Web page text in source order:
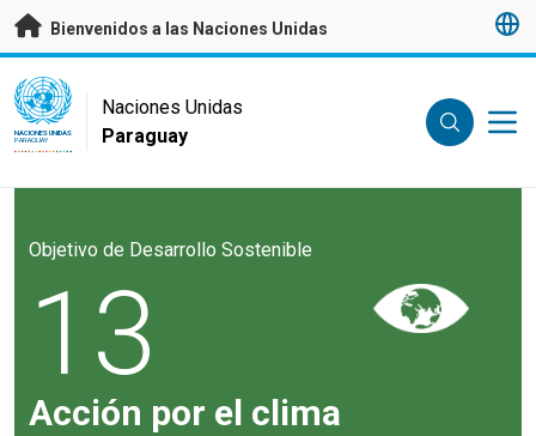
Saltar a contenido principal
Bienvenidos a las Naciones Unidas
UN Logo
NACIONES UNIDAS
PARAGUAY
Naciones Unidas
Paraguay
Objetivo de Desarrollo Sostenible
13
Acción por el clima